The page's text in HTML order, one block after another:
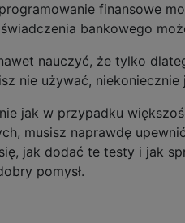
finansowe
bankowego
nauczyć, że tylko
nie używać, niekoniecznie
jak w przypadku
musisz naprawdę
jak dodać te testy i jak
pomysł.